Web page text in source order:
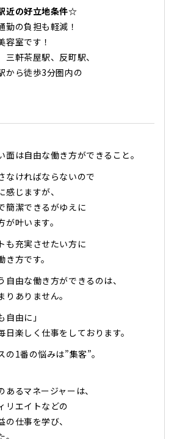
近の好立地条件☆
勤の負担も軽減！
容室です！
三軒茶屋駅、反町駅、
から徒歩3分圏内の
面は自由な働き方ができること。
なければならないので
じますが、
簡潔できるがゆえに
叶います。
も充実させたい方に
方です。
自由な働き方ができるのは、
ありません。
自由に」
日楽しく仕事をしております。
1番の悩みは”集客”。
るマネージャーは、
リエイトなどの
仕事を学び、